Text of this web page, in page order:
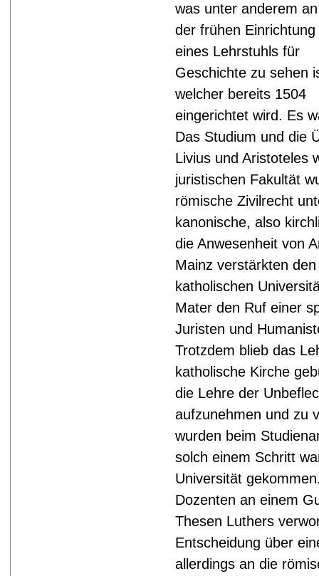
was unter anderem an
der frühen Einrichtung
eines Lehrstuhls für
Geschichte zu sehen
welcher bereits 1504
eingerichtet wird. Es
Das Studium und die
Livius und Aristoteles
juristischen Fakultät
römische Zivilrecht
kanonische, also
die Anwesenheit von
Mainz verstärkten
katholischen
Mater den Ruf einer
Juristen und
Trotzdem blieb das
katholische Kirche
die Lehre der
aufzunehmen und zu
wurden beim
solch einem Schritt
Universität
Dozenten an einem
Thesen Luthers
Entscheidung über
allerdings an die